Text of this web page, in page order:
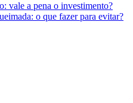
vale a pena o investimento?
o que fazer para evitar?